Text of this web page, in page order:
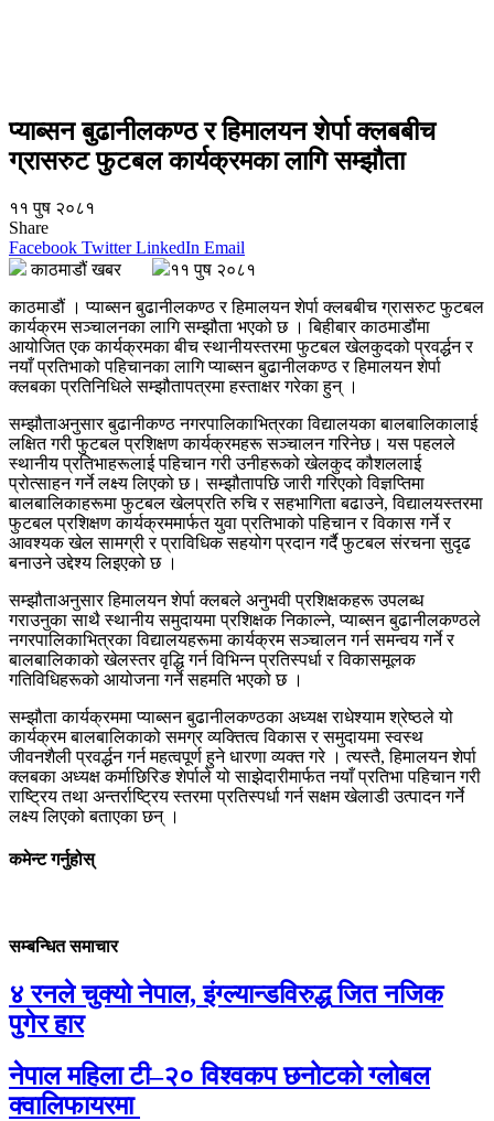
प्याब्सन बुढानीलकण्ठ र हिमालयन शेर्पा क्लबबीच
ग्रासरुट फुटबल कार्यक्रमका लागि सम्झौता
११ पुष २०८१
Share
Facebook Twitter LinkedIn Email
काठमाडौं खबर
११ पुष २०८१
काठमाडौं । प्याब्सन बुढानीलकण्ठ र हिमालयन शेर्पा क्लबबीच ग्रासरुट फुटबल
कार्यक्रम सञ्चालनका लागि सम्झौता भएको छ । बिहीबार काठमाडौंमा
आयोजित एक कार्यक्रमका बीच स्थानीयस्तरमा फुटबल खेलकुदको प्रवर्द्धन र
नयाँ प्रतिभाको पहिचानका लागि प्याब्सन बुढानीलकण्ठ र हिमालयन शेर्पा
क्लबका प्रतिनिधिले सम्झौतापत्रमा हस्ताक्षर गरेका हुन् ।
सम्झौताअनुसार बुढानीकण्ठ नगरपालिकाभित्रका विद्यालयका बालबालिकालाई
लक्षित गरी फुटबल प्रशिक्षण कार्यक्रमहरू सञ्चालन गरिनेछ। यस पहलले
स्थानीय प्रतिभाहरूलाई पहिचान गरी उनीहरूको खेलकुद कौशललाई
प्रोत्साहन गर्ने लक्ष्य लिएको छ। सम्झौतापछि जारी गरिएको विज्ञप्तिमा
बालबालिकाहरूमा फुटबल खेलप्रति रुचि र सहभागिता बढाउने, विद्यालयस्तरमा
फुटबल प्रशिक्षण कार्यक्रममार्फत युवा प्रतिभाको पहिचान र विकास गर्ने र
आवश्यक खेल सामग्री र प्राविधिक सहयोग प्रदान गर्दै फुटबल संरचना सुदृढ
बनाउने उद्देश्य लिइएको छ ।
सम्झौताअनुसार हिमालयन शेर्पा क्लबले अनुभवी प्रशिक्षकहरू उपलब्ध
गराउनुका साथै स्थानीय समुदायमा प्रशिक्षक निकाल्ने, प्याब्सन बुढानीलकण्ठले
नगरपालिकाभित्रका विद्यालयहरूमा कार्यक्रम सञ्चालन गर्न समन्वय गर्ने र
बालबालिकाको खेलस्तर वृद्धि गर्न विभिन्न प्रतिस्पर्धा र विकासमूलक
गतिविधिहरूको आयोजना गर्ने सहमति भएको छ ।
सम्झौता कार्यक्रममा प्याब्सन बुढानीलकण्ठका अध्यक्ष राधेश्याम श्रेष्ठले यो
कार्यक्रम बालबालिकाको समग्र व्यक्तित्व विकास र समुदायमा स्वस्थ
जीवनशैली प्रवर्द्धन गर्न महत्वपूर्ण हुने धारणा व्यक्त गरे । त्यस्तै, हिमालयन शेर्पा
क्लबका अध्यक्ष कर्माछिरिङ शेर्पाले यो साझेदारीमार्फत नयाँ प्रतिभा पहिचान गरी
राष्ट्रिय तथा अन्तर्राष्ट्रिय स्तरमा प्रतिस्पर्धा गर्न सक्षम खेलाडी उत्पादन गर्ने
लक्ष्य लिएको बताएका छन् ।
कमेन्ट गर्नुहोस्
सम्बन्धित समाचार
४ रनले चुक्यो नेपाल, इंग्ल्यान्डविरुद्ध जित नजिक
पुगेर हार
नेपाल महिला टी–२० विश्वकप छनोटको ग्लोबल
क्वालिफायरमा